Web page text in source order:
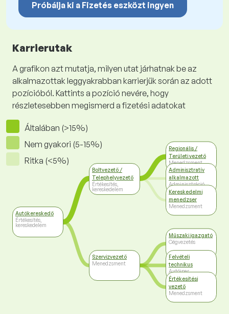
Próbálja ki a Fizetés eszközt ingyen
Karrierutak
A grafikon azt mutatja, milyen utat járhatnak be az
alkalmazottak leggyakrabban karrierjük során az adott
pozícióból. Kattints a pozíció nevére, hogy
részletesebben megismerd a fizetési adatokat
Általában (>15%)
Nem gyakori (5-15%)
Ritka (<5%)
Autókereskedő
Értékesítés,
kereskedelem
Boltvezető /
Telephelyvezető
Értékesítés,
kereskedelem
Szervizvezető
Menedzsment
Regionális /
Területi vezető
Menedzsment
Adminisztratív
alkalmazott
Adminisztráció
Kereskedelmi
menedzser
Menedzsment
Műszaki igazgató
Cégvezetés
Felvételi
technikus
Autóipar
Értékesítési
vezető
Menedzsment